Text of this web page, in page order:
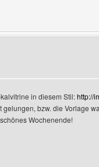
besuchen:
in diesem Stil:http://
gelungen, bzw. die Vorlage
Wochenende!
besuchen: floorball-